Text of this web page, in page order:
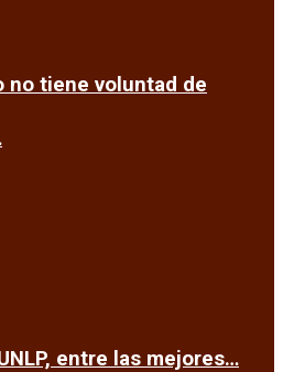
no tiene voluntad de
entre las mejores…